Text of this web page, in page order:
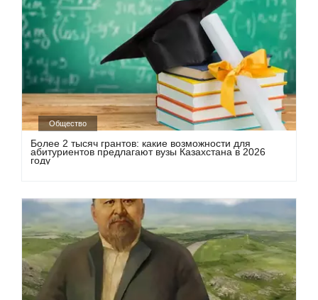
Общество
Более 2 тысяч грантов: какие возможности для
абитуриентов предлагают вузы Казахстана в 2026
году